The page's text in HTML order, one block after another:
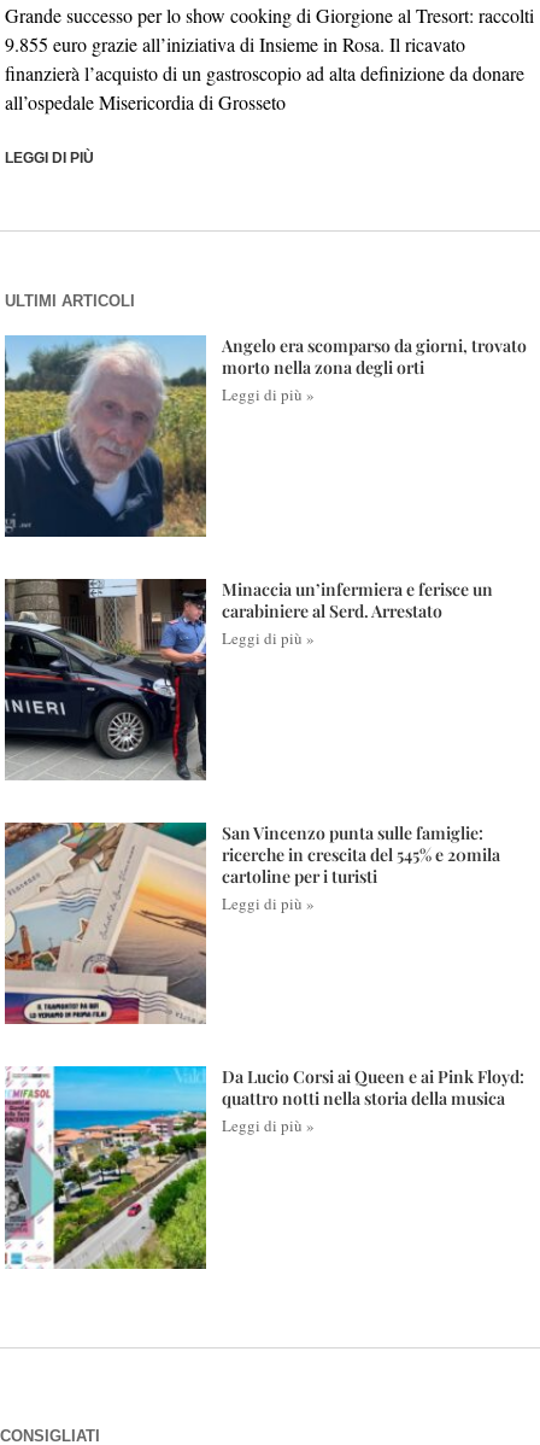
Grande successo per lo show cooking di Giorgione al Tresort: raccolti
9.855 euro grazie all’iniziativa di Insieme in Rosa. Il ricavato
finanzierà l’acquisto di un gastroscopio ad alta definizione da donare
all’ospedale Misericordia di Grosseto
LEGGI DI PIÙ
ULTIMI ARTICOLI
Angelo era scomparso da giorni, trovato
morto nella zona degli orti
Leggi di più »
Minaccia un’infermiera e ferisce un
carabiniere al Serd. Arrestato
Leggi di più »
San Vincenzo punta sulle famiglie:
ricerche in crescita del 545% e 20mila
cartoline per i turisti
Leggi di più »
Da Lucio Corsi ai Queen e ai Pink Floyd:
quattro notti nella storia della musica
Leggi di più »
CONSIGLIATI